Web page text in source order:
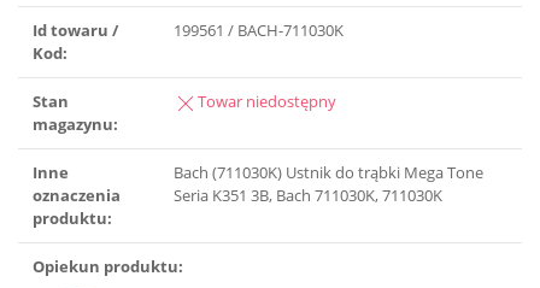
Id towaru /
Kod:
199561 / BACH-711030K
Stan
magazynu:
Towar niedostępny
Inne
oznaczenia
produktu:
Bach (711030K) Ustnik do trąbki Mega Tone
Seria K351 3B, Bach 711030K, 711030K
Opiekun produktu: